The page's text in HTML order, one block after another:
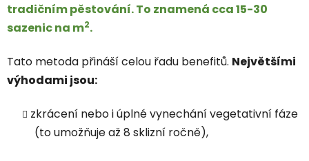
tradičním pěstování. To znamená cca 15-30
sazenicna m2.
Tato metoda přináší celou řadu benefitů. Největšími
výhodami jsou:
zkrácení nebo i úplné vynechání vegetativní fáze
(to umožňuje až 8 sklizní ročně),